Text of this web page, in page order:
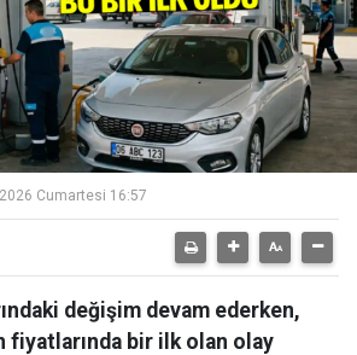
Cumartesi 16:57
değişim devam ederken,
fiyatlarında bir ilk olan olay